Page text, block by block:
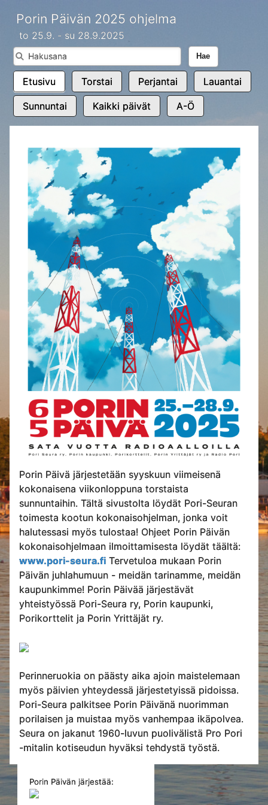
Porin Päivän 2025 ohjelma
to 25.9. - su 28.9.2025
Hae
Etusivu Torstai Perjantai Lauantai
Sunnuntai Kaikki päivät A-Ö
Porin Päivä järjestetään syyskuun viimeisenä
kokonaisena viikonloppuna torstaista
sunnuntaihin. Tältä sivustolta löydät Pori-Seuran
toimesta kootun kokonaisohjelman, jonka voit
halutessasi myös tulostaa! Ohjeet Porin Päivän
kokonaisohjelmaan ilmoittamisesta löydät täältä:
www.pori-seura.fi Tervetuloa mukaan Porin
Päivän juhlahumuun - meidän tarinamme, meidän
kaupunkimme! Porin Päivää järjestävät
yhteistyössä Pori-Seura ry, Porin kaupunki,
Porikorttelit ja Porin Yrittäjät ry.
Perinneruokia on päästy aika ajoin maistelemaan
myös päivien yhteydessä järjestetyissä pidoissa.
Pori-Seura palkitsee Porin Päivänä nuorimman
porilaisen ja muistaa myös vanhempaa ikäpolvea.
Seura on jakanut 1960-luvun puolivälistä Pro Pori
-mitalin kotiseudun hyväksi tehdystä työstä.
Porin Päivän järjestää: